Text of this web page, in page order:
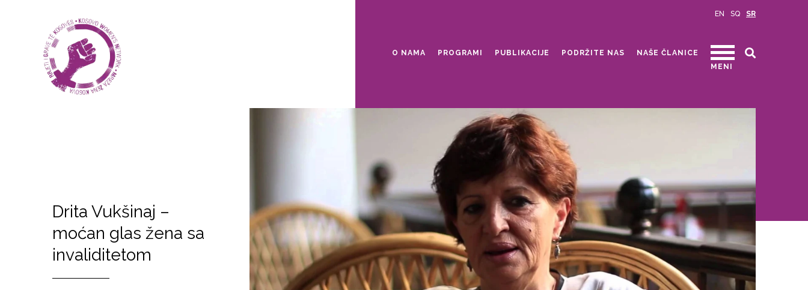
EN SQ SR
O NAMA PROGRAMI PUBLIKACIJE PODRŽITE NAS
NAŠE ČLANICE
MENI
Drita Vukšinaj –
moćan glas žena sa
invaliditetom